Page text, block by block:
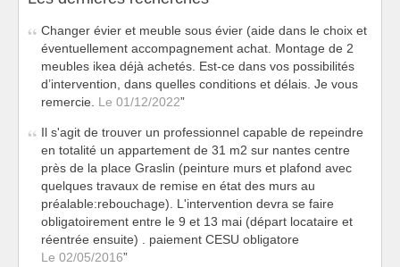
Changer évier et meuble sous évier (aide dans le choix et
éventuellement accompagnement achat. Montage de 2
meubles ikea déjà achetés. Est-ce dans vos possibilités
d’intervention, dans quelles conditions et délais. Je vous
remercie. Le 01/12/2022
Il s'agit de trouver un professionnel capable de repeindre
en totalité un appartement de 31 m2 sur nantes centre
près de la place Graslin (peinture murs et plafond avec
quelques travaux de remise en état des murs au
préalable:rebouchage). L'intervention devra se faire
obligatoirement entre le 9 et 13 mai (départ locataire et
réentrée ensuite) . paiement CESU obligatore
Le 02/05/2016